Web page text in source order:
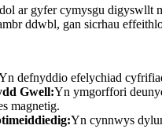
ar gyfer cymysgu digyswllt
ddwbl, gan sicrhau
defnyddio efelychiad
Gwell:Yn ymgorffori
magnetig.
Yn cynnwys